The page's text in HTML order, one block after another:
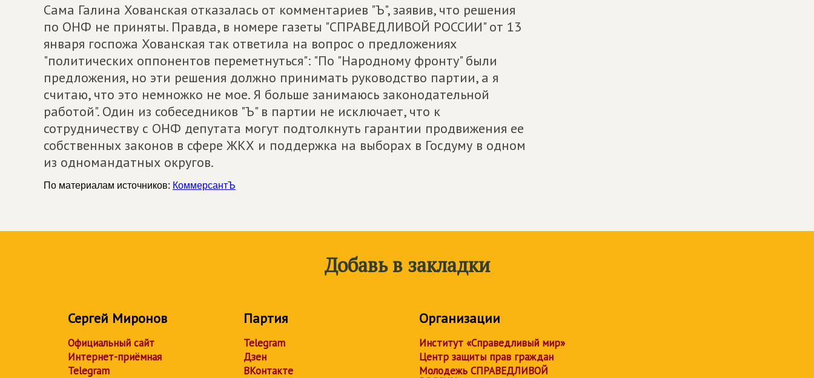
Сама Галина Хованская отказалась от комментариев "Ъ", заявив, что решения
по ОНФ не приняты. Правда, в номере газеты "СПРАВЕДЛИВОЙ РОССИИ" от 13
января госпожа Хованская так ответила на вопрос о предложениях
"политических оппонентов переметнуться": "По "Народному фронту" были
предложения, но эти решения должно принимать руководство партии, а я
считаю, что это немножко не мое. Я больше занимаюсь законодательной
работой". Один из собеседников "Ъ" в партии не исключает, что к
сотрудничеству с ОНФ депутата могут подтолкнуть гарантии продвижения ее
собственных законов в сфере ЖКХ и поддержка на выборах в Госдуму в одном
из одномандатных округов.
По материалам источников: КоммерсантЪ
Добавь в закладки
Сергей Миронов
Официальный сайт
Интернет-приёмная
Telegram
Партия
Telegram
Дзен
ВКонтакте
Организации
Институт «Справедливый мир»
Центр защиты прав граждан
Молодежь СПРАВЕДЛИВОЙ